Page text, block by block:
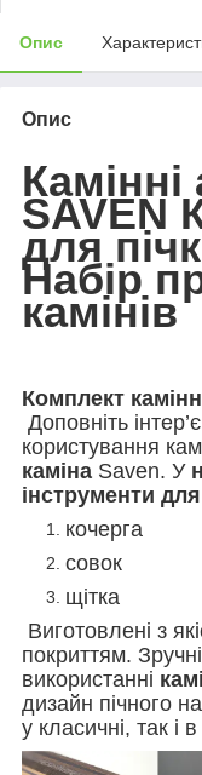
Опис
Опис
Камінні
SAVEN
для
Набір
камінів
Комплект
Доповніть
користування
каміна Saven. У
інструменти
кочерга
совок
щітка
Виготовлені з
покриттям.
використанні
дизайн пічного
у класичні, так і